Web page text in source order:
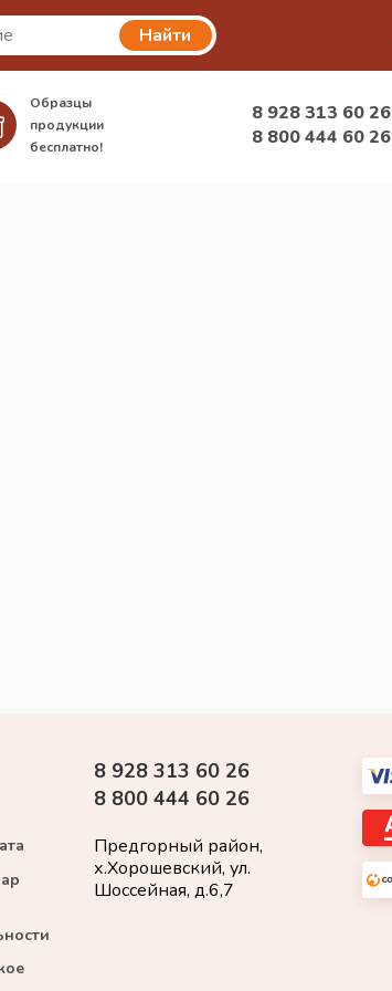
Найти
Образцы
продукции
бесплатно!
8 928 313 60 26
8 800 444 60 26
8 928 313 60 26
8 800 444 60 26
Предгорный район,
х.Хорошевский, ул.
Шоссейная, д.6,7